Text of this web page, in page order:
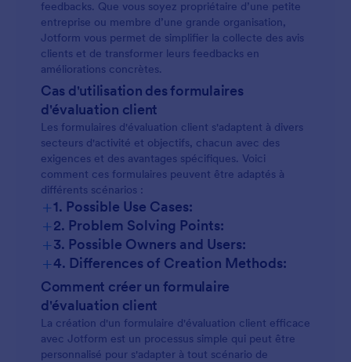
feedbacks. Que vous soyez propriétaire d’une petite
entreprise ou membre d’une grande organisation,
Jotform vous permet de simplifier la collecte des avis
clients et de transformer leurs feedbacks en
améliorations concrètes.
Cas d'utilisation des formulaires
d'évaluation client
Les formulaires d'évaluation client s'adaptent à divers
secteurs d'activité et objectifs, chacun avec des
exigences et des avantages spécifiques. Voici
comment ces formulaires peuvent être adaptés à
différents scénarios :
+1. Possible Use Cases:
+2. Problem Solving Points:
+3. Possible Owners and Users:
+4. Differences of Creation Methods:
Comment créer un formulaire
d'évaluation client
La création d'un formulaire d'évaluation client efficace
avec Jotform est un processus simple qui peut être
personnalisé pour s'adapter à tout scénario de